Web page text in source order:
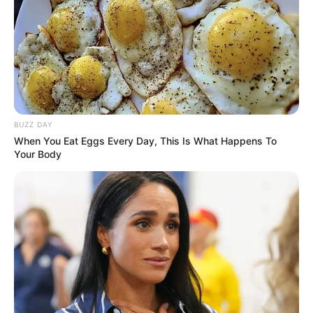
3. Pegue um ilhós e faça um círculo em volta
desse ponto. Então, recorte o círculo, deixando
uma borda entre o corte e o traço circular.
4. Agora, basta encaixar os pares de ilhoses em
torno do círculo cortado e a sua cortina está
pronta!
BUZZ DAY
When You Eat Eggs Every Day, This Is What Happens To
Your Body